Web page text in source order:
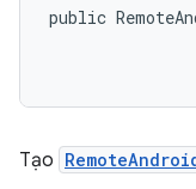
public
Tạo